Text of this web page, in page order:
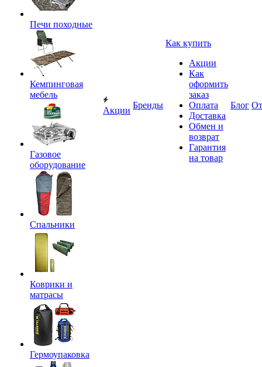
Печи походные
Кемпинговая
мебель
Газовое
оборудование
Спальники
Коврики и
матрасы
Гермоупаковка
Акции
Бренды
Как купить
Акции
Как
оформить
заказ
Оплата
Доставка
Обмен и
возврат
Гарантия
на товар
Блог